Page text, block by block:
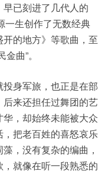
已刻进了几代人的
一生创作了无数经典
的地方》等歌曲，至
曲”。
身军旅，也正是在部
来还担任过舞团的艺
，却始终未能被大众
把老百姓的喜怒哀乐
，没有复杂的编曲，
就像在听一段熟悉的